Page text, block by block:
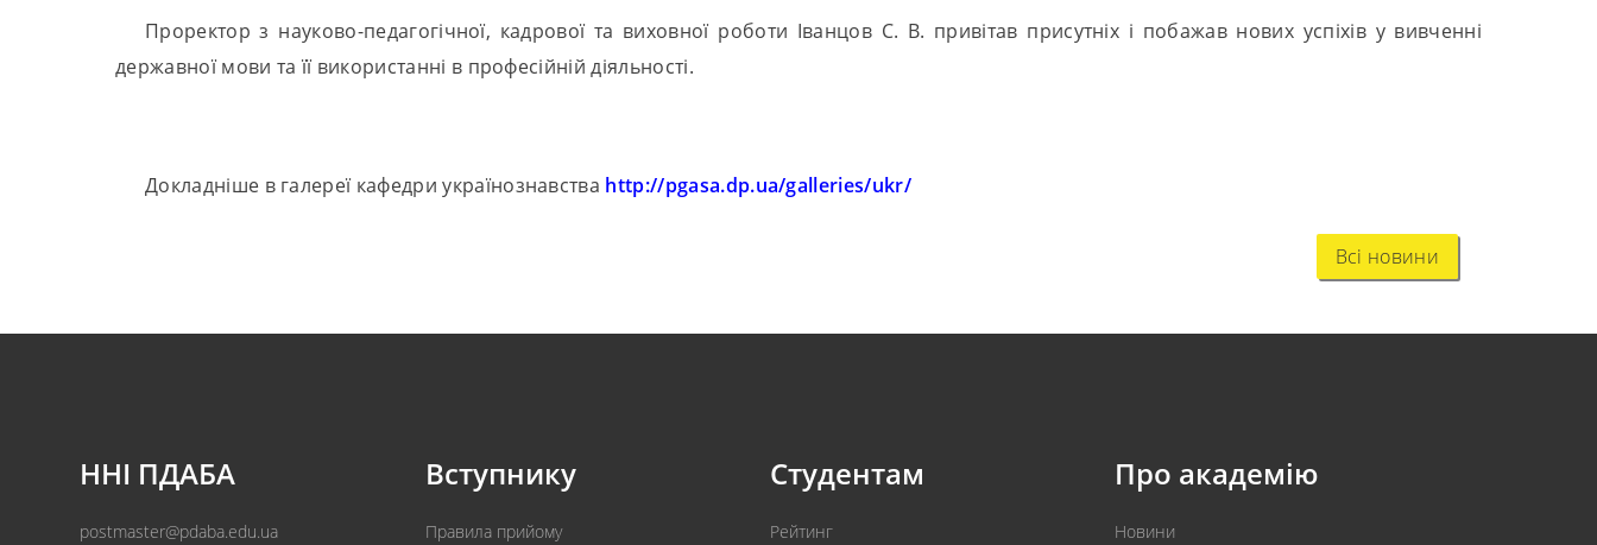
Проректор з науково-педагогічної, кадрової та виховної роботи Іванцов С. В. привітав присутніх і побажав нових успіхів у вивченні
державної мови та її використанні в професійній діяльності.
Докладніше в галереї кафедри українознавства http://pgasa.dp.ua/galleries/ukr/
Всі новини
ННІ ПДАБА
postmaster@pdaba.edu.ua
Вступнику
Правила прийому
Студентам
Рейтинг
Про академію
Новини